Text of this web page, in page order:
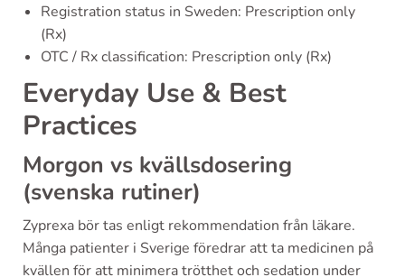
Registration status in Sweden: Prescription only
(Rx)
OTC / Rx classification: Prescription only (Rx)
Everyday Use & Best
Practices
Morgon vs kvällsdosering
(svenska rutiner)
Zyprexa bör tas enligt rekommendation från läkare.
Många patienter i Sverige föredrar att ta medicinen på
kvällen för att minimera trötthet och sedation under